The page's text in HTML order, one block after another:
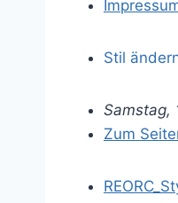
Stil
Samstag,
Zum